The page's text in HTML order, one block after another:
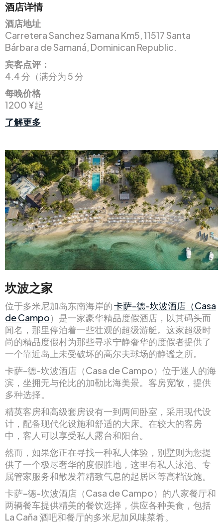
酒店详情
酒店地址
Carretera Sanchez Samana Km5, 11517 Santa
Bárbara de Samaná, Dominican Republic.
宾客点评：
4.4 分（满分为 5 分
每晚价格
1200 ¥起
了解更多
坎波之家
位于多米尼加岛东南海岸的卡萨-德-坎波酒店（Casa
de Campo）是一家豪华精品度假酒店，以其码头而
闻名，那里停泊着一些壮观的超级游艇。这家超级时
尚的精品度假村为那些寻求宁静奢华的度假者提供了
一个靠近岛上未受破坏的高尔夫球场的静谧之所。
卡萨-德-坎波酒店（Casa de Campo）位于迷人的海
滨，坐拥无与伦比的加勒比海美景。客房宽敞，提供
多种选择。
精英客房和高级套房设有一到两间卧室，采用现代设
计，配备现代化设施和舒适的大床。在较大的客房
中，客人可以享受私人露台和阳台。
然而，如果您正在寻找一种私人体验，别墅则为您提
供了一个极尽奢华的度假胜地，这里有私人泳池、专
属管家服务和散发着精致气息的起居区等高档设施。
卡萨-德-坎波酒店（Casa de Campo）的八家餐厅和
两辆餐车提供精美的餐饮选择，供应各种美食，包括
La Caña 酒吧和餐厅的多米尼加风味菜肴。